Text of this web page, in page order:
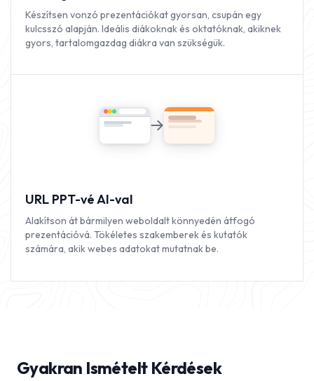
Készítsen vonzó prezentációkat gyorsan, csupán egy
kulcsszó alapján. Ideális diákoknak és oktatóknak, akiknek
gyors, tartalomgazdag diákra van szükségük.
URL PPT-vé AI-val
Alakítson át bármilyen weboldalt könnyedén átfogó
prezentációvá. Tökéletes szakemberek és kutatók
számára, akik webes adatokat mutatnak be.
Gyakran Ismételt Kérdések